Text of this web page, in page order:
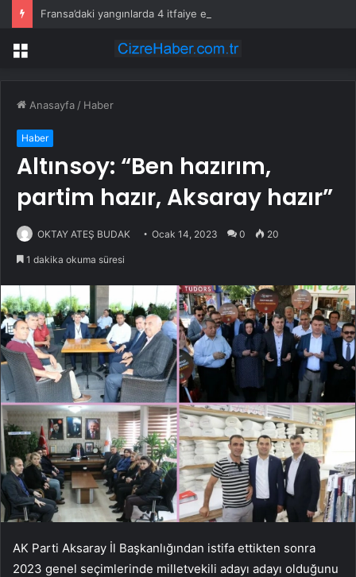
Fransa’daki yangınlarda 4 itfaiye eri hayatını kaybetti
Menü
Anasayfa / Haber
Haber
Altınsoy: “Ben hazırım,
partim hazır, Aksaray hazır”
OKTAY ATEŞ BUDAK Ocak 14, 2023 0 20
1 dakika okuma süresi
AK Parti Aksaray İl Başkanlığından istifa ettikten sonra
2023 genel seçimlerinde milletvekili adayı adayı olduğunu